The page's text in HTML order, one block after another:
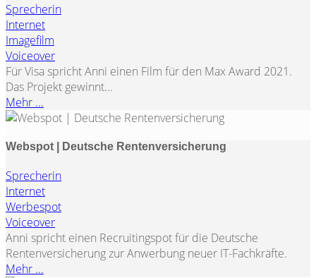
Sprecherin
Internet
Imagefilm
Voiceover
Für Visa spricht Anni einen Film für den Max Award 2021.
Das Projekt gewinnt...
Mehr ...
Webspot | Deutsche Rentenversicherung
Sprecherin
Internet
Werbespot
Voiceover
Anni spricht einen Recruitingspot für die Deutsche
Rentenversicherung zur Anwerbung neuer IT-Fachkräfte.
Mehr ...